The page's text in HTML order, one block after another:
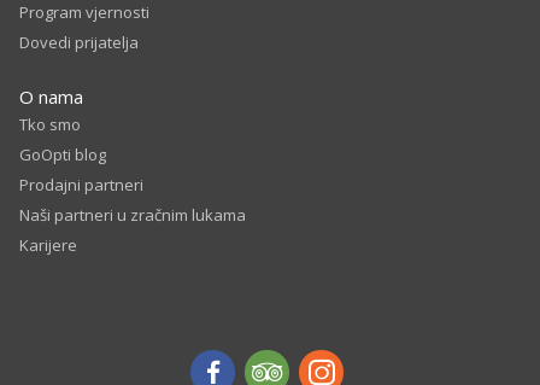
Program vjernosti
Dovedi prijatelja
O nama
Tko smo
GoOpti blog
Prodajni partneri
Naši partneri u zračnim lukama
Karijere